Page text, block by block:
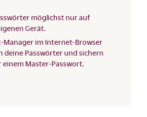
möglichst nur auf
Gerät.
Manager im Internet-Browser
deine Passwörter und sichern
einem Master-Passwort.